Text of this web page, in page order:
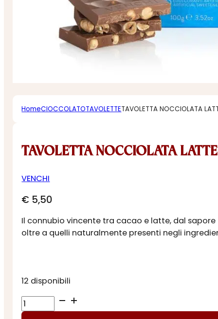
HomeCIOCCOLATOTAVOLETTETAVOLETTA NOCCIOLATA
TAVOLETTA NOCCIOLATA
VENCHI
€ 5,50
Il connubio vincente tra cacao e latte, dal
oltre a quelli naturalmente presenti negli
12 disponibili
TAVOLETTA
NOCCIOLATA